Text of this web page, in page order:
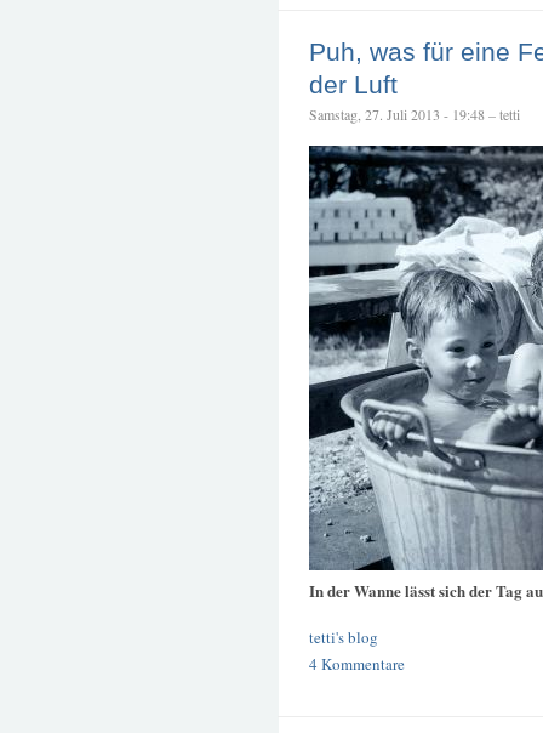
Puh, was für eine
der Luft
Samstag, 27. Juli 2013 - 19:48 – tetti
In der Wanne lässt sich der Tag
tetti's blog
4 Kommentare